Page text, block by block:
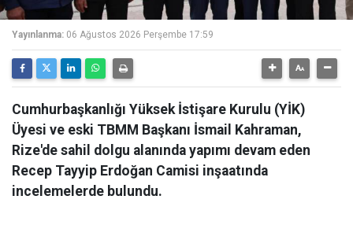
Yayınlanma: 06 Ağustos 2026 Perşembe 17:59
Cumhurbaşkanlığı Yüksek İstişare Kurulu (YİK)
Üyesi ve eski TBMM Başkanı İsmail Kahraman,
Rize'de sahil dolgu alanında yapımı devam eden
Recep Tayyip Erdoğan Camisi inşaatında
incelemelerde bulundu.